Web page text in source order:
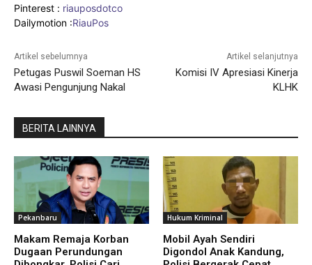
Pinterest : riauposdotco
Dailymotion :RiauPos
Artikel sebelumnya
Petugas Puswil Soeman HS
Awasi Pengunjung Nakal
Artikel selanjutnya
Komisi IV Apresiasi Kinerja
KLHK
BERITA LAINNYA
Pekanbaru
Makam Remaja Korban
Dugaan Perundungan
Hukum Kriminal
Mobil Ayah Sendiri
Digondol Anak Kandung,